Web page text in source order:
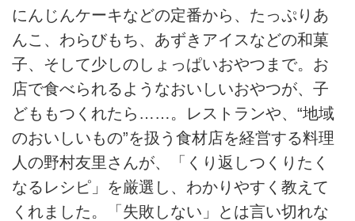
にんじんケーキなどの定番から、たっぷりあ
んこ、わらびもち、あずきアイスなどの和菓
子、そして少しのしょっぱいおやつまで。お
店で食べられるようなおいしいおやつが、子
どももつくれたら……。レストランや、“地域
のおいしいもの”を扱う食材店を経営する料理
人の野村友里さんが、「くり返しつくりたく
なるレシピ」を厳選し、わかりやすく教えて
くれました。「失敗しない」とは言い切れな